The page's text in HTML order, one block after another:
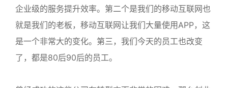
企业级的服务提升效率。第二个是我们的移动互联网也
就是我们的老板，移动互联网让我们大量使用APP，这
是一个非常大的变化。第三，我们今天的员工也改变
了，都是80后90后的员工。